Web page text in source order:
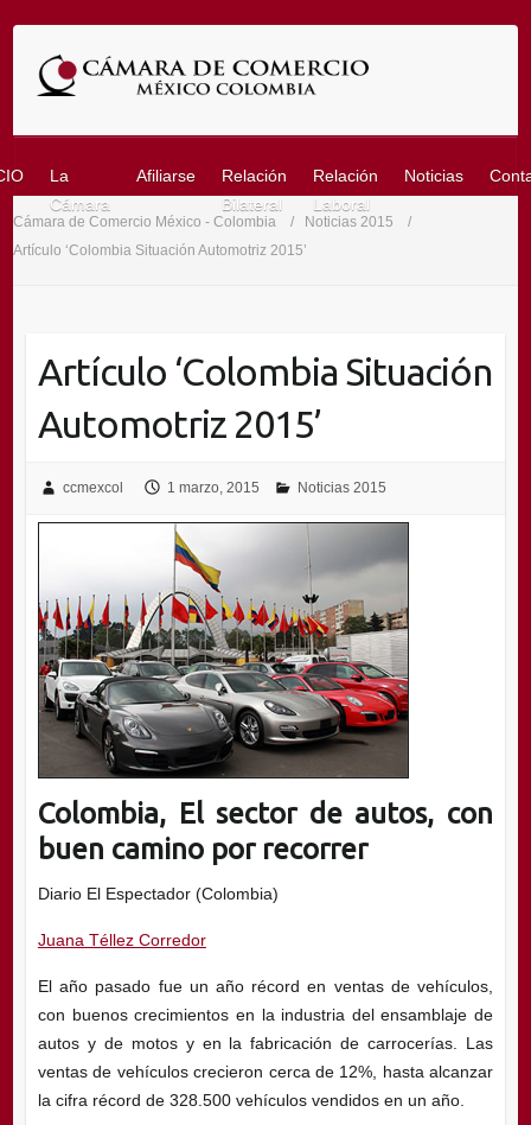
contenido
La
Cámara
Afiliarse
Relación
Bilateral
Relación
Laboral
Noticias
Cámara de Comercio México - Colombia
Noticias 2015
Artículo ‘Colombia Situación Automotriz 2015’
Artículo ‘Colombia Situación
Automotriz 2015’
ccmexcol 1 marzo, 2015 Noticias 2015
Colombia, El sector de autos, con
buen camino por recorrer
Diario El Espectador (Colombia)
Juana Téllez Corredor
El año pasado fue un año récord en ventas de vehículos,
con buenos crecimientos en la industria del ensamblaje de
autos y de motos y en la fabricación de carrocerías. Las
ventas de vehículos crecieron cerca de 12%, hasta alcanzar
la cifra récord de 328.500 vehículos vendidos en un año.